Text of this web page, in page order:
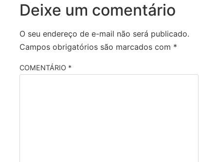
Deixe um comentário
O seu endereço de e-mail não será publicado.
Campos obrigatórios são marcados com *
COMENTÁRIO *